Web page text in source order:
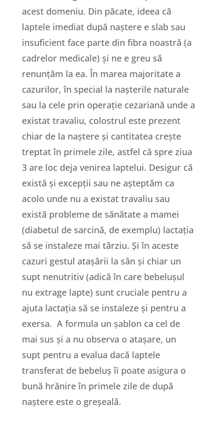
acest domeniu. Din păcate, ideea că
laptele imediat după naștere e slab sau
insuficient face parte din fibra noastră (a
cadrelor medicale) și ne e greu să
renunțăm la ea. În marea majoritate a
cazurilor, în special la nașterile naturale
sau la cele prin operație cezariană unde a
existat travaliu, colostrul este prezent
chiar de la naștere și cantitatea crește
treptat în primele zile, astfel că spre ziua
3 are loc deja venirea laptelui. Desigur că
există și excepții sau ne așteptăm ca
acolo unde nu a existat travaliu sau
există probleme de sănătate a mamei
(diabetul de sarcină, de exemplu) lactația
să se instaleze mai târziu. Și în aceste
cazuri gestul atașării la sân și chiar un
supt nenutritiv (adică în care bebelușul
nu extrage lapte) sunt cruciale pentru a
ajuta lactația să se instaleze și pentru a
exersa. A formula un șablon ca cel de
mai sus și a nu observa o atașare, un
supt pentru a evalua dacă laptele
transferat de bebeluș îi poate asigura o
bună hrănire în primele zile de după
naștere este o greșeală.